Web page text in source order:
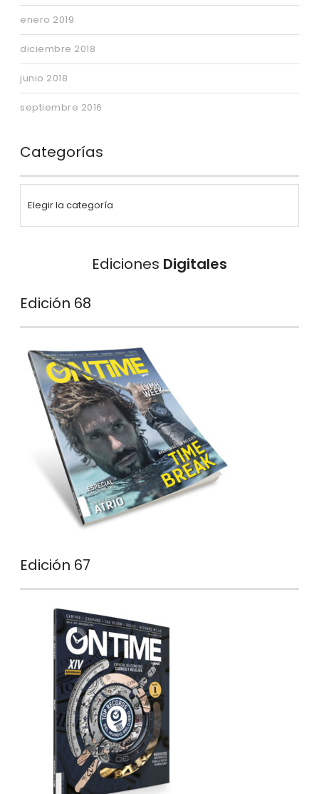
enero 2019
diciembre 2018
junio 2018
septiembre 2016
Categorías
Ediciones Digitales
Edición 68
Edición 67